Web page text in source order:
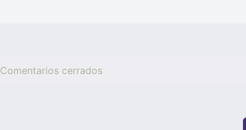
Comentarios cerrados